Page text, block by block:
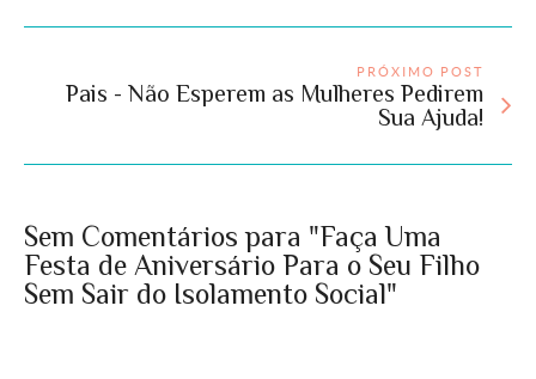
PRÓXIMO POST
Pais - Não Esperem as Mulheres Pedirem
Sua Ajuda!
Sem Comentários para "Faça Uma
Festa de Aniversário Para o Seu Filho
Sem Sair do Isolamento Social"